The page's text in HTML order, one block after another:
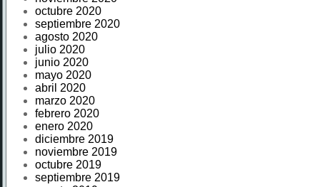
octubre 2020
septiembre 2020
agosto 2020
julio 2020
junio 2020
mayo 2020
abril 2020
marzo 2020
febrero 2020
enero 2020
diciembre 2019
noviembre 2019
octubre 2019
septiembre 2019